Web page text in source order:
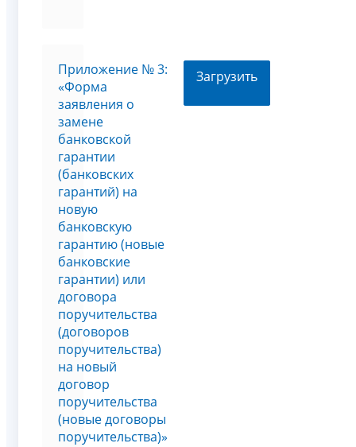
Приложение № 3:
«Форма
заявления о
замене
банковской
гарантии
(банковских
гарантий) на
новую
банковскую
гарантию (новые
банковские
гарантии) или
договора
поручительства
(договоров
поручительства)
на новый
договор
поручительства
(новые договоры
поручительства)»
Загрузить